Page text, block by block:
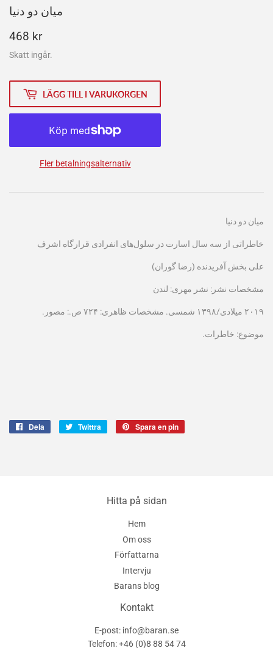
میان دو دنیا
468 kr468
kr
Skatt ingår.
LÄGG TILL I VARUKORGEN
Fler betalningsalternativ
میان دو دنیا
خاطراتی از سه سال اسارت در سلول‌های انفرادی قرارگاه اشرف
علی بخش آفریدنده (رضا گوران)
مشخصات نشر: نشر مهری: لندن
۲۰۱۹ میلادی/۱۳۹۸ شمسی. مشخصات ظاهری: ۷۲۴ ص.: مصور.
موضوع: خاطرات.
Dela
Dela
Twittra
Twittra
Spara en pin
Hitta på sidan
Hem
Om oss
Författarna
Intervju
Barans blog
Kontakt
E-post: info@baran.se
Telefon: +46 (0)8 88 54 74